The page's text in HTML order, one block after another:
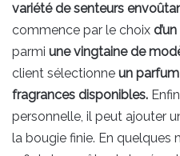
variété de senteurs
commence par le choix
parmi une vingtaine de
client sélectionne un
fragrances disponibles.
personnelle, il peut ajouter
la bougie finie. En quelques